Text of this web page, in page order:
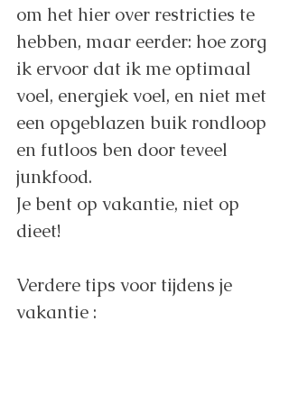
om het hier over restricties te
hebben, maar eerder: hoe zorg
ik ervoor dat ik me optimaal
voel, energiek voel, en niet met
een opgeblazen buik rondloop
en futloos ben door teveel
junkfood.
Je bent op vakantie, niet op
dieet!
Verdere tips voor tijdens je
vakantie :